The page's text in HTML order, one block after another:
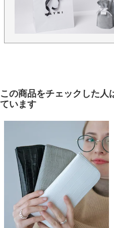
この商品をチェックした人
ています